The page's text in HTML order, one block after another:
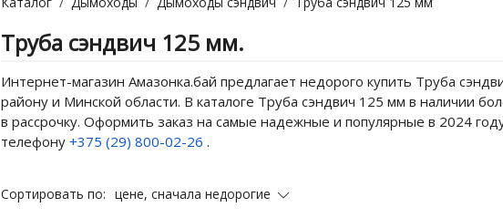
Труба сэндвич 125 мм.
Интернет-магазин Амазонка.бай предлагает недорого купить Труба
району и Минской области. В каталоге Труба сэндвич 125 мм в наличии
в рассрочку. Оформить заказ на самые надежные и популярные в 2024
телефону +375 (29) 800-02-26 .
Сортировать по: цене, сначала недорогие